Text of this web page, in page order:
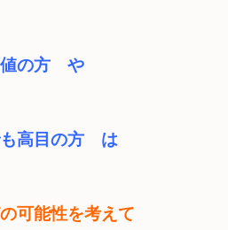
の方　や
高目の方　は
可能性を考えて